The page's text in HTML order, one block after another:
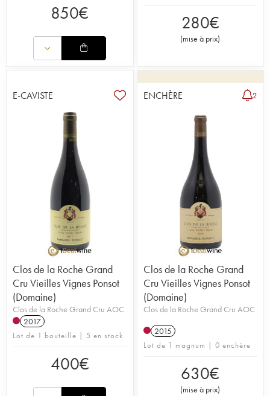
850€ 280€
(mise à prix)
E-CAVISTE
Clos de la Roche Grand
Cru Vieilles Vignes Ponsot
(Domaine)
Clos de la Roche Grand Cru AOC
2017
Lot de 1 bouteille | 5 en stock
400€
ENCHÈRE 2
Clos de la Roche Grand
Cru Vieilles Vignes Ponsot
(Domaine)
Clos de la Roche Grand Cru AOC
2015
Lot de 1 magnum | 0 enchère
630€
(mise à prix)